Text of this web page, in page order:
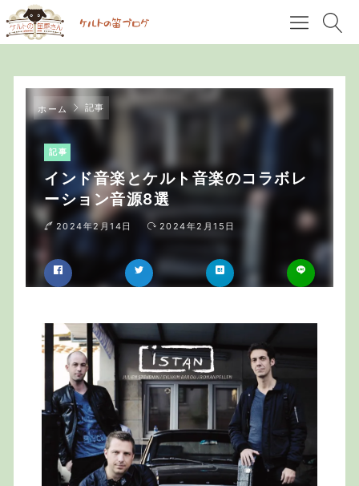
ホーム 記事
記事
インド音楽とケルト音楽のコラボレ
ーション音源8選
2024年2月14日 2024年2月15日